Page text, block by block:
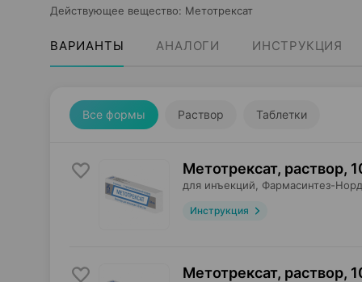
Действующее вещество: Метотрексат
ВАРИАНТЫ АНАЛОГИ ИНСТРУКЦИЯ
Все формы Раствор Таблетки
Метотрексат, раствор,
для инъекций, Фармасинтез-Норд
Инструкция
Метотрексат, раствор,